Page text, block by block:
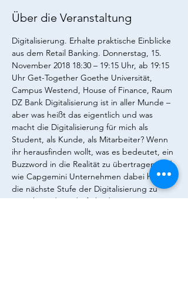
Über die Veranstaltung
Digitalisierung. Erhalte praktische Einblicke
aus dem Retail Banking. Donnerstag, 15.
November 2018 18:30 – 19:15 Uhr, ab 19:15
Uhr Get-Together Goethe Universität,
Campus Westend, House of Finance, Raum
DZ Bank Digitalisierung ist in aller Munde –
aber was heißt das eigentlich und was
macht die Digitalisierung für mich als
Student, als Kunde, als Mitarbeiter? Wenn
ihr herausfinden wollt, was es bedeutet, ein
Buzzword in die Realität zu übertragen und
wie Capgemini Unternehmen dabei hilft,
die nächste Stufe der Digitalisierung zu
erreichen, dann dürft ihr diesen Vortrag